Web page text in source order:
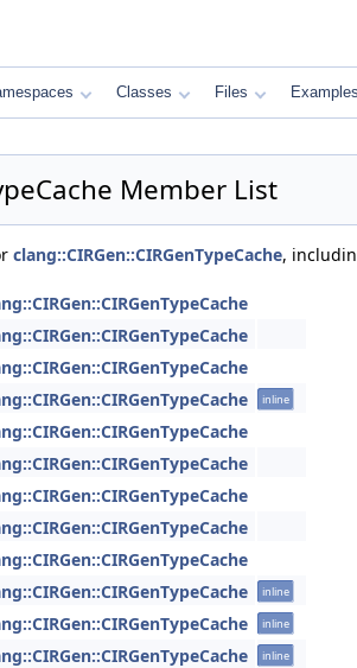
Classes Files Examples
Member List
clang::CIRGen::CIRGenTypeCache,
inline
inline
inline
inline